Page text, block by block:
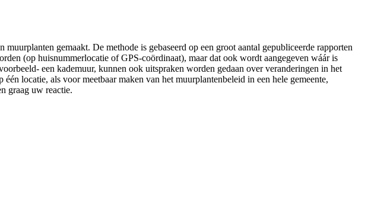
gemaakt. De methode is gebaseerd op een groot aantal gepubliceerde rapporten
(op huisnummerlocatie of GPS-coördinaat), maar dat ook wordt aangegeven wáár is
een kademuur, kunnen ook uitspraken worden gedaan over veranderingen in het
locatie, als voor meetbaar maken van het muurplantenbeleid in een hele gemeente,
graag uw reactie.